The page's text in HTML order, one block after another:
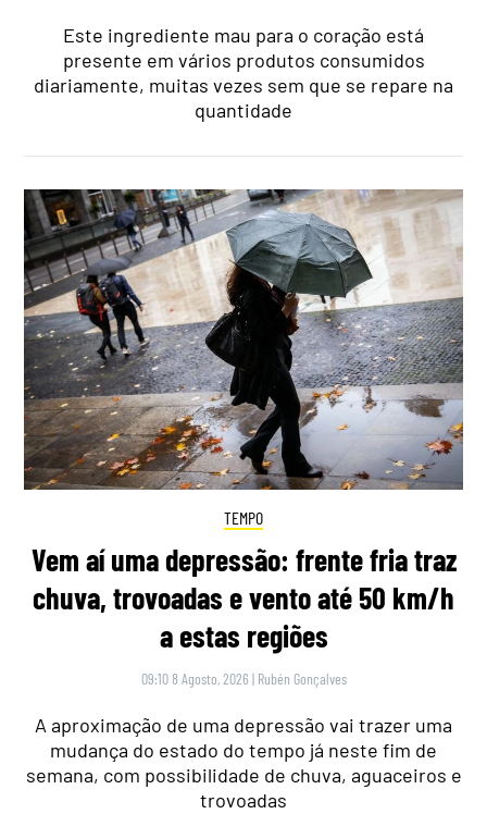
Este ingrediente mau para o coração está
presente em vários produtos consumidos
diariamente, muitas vezes sem que se repare na
quantidade
TEMPO
Vem aí uma depressão: frente fria traz
chuva, trovoadas e vento até 50 km/h
a estas regiões
09:10 8 Agosto, 2026 | Rubén Gonçalves
A aproximação de uma depressão vai trazer uma
mudança do estado do tempo já neste fim de
semana, com possibilidade de chuva, aguaceiros e
trovoadas